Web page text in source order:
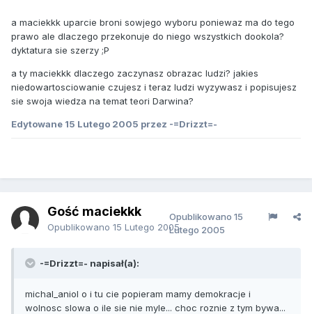
a maciekkk uparcie broni sowjego wyboru poniewaz ma do tego
prawo ale dlaczego przekonuje do niego wszystkich dookola?
dyktatura sie szerzy ;P
a ty maciekkk dlaczego zaczynasz obrazac ludzi? jakies
niedowartosciowanie czujesz i teraz ludzi wyzywasz i popisujesz
sie swoja wiedza na temat teori Darwina?
Edytowane 15 Lutego 2005 przez -=Drizzt=-
Gość maciekkk
Opublikowano 15 Lutego 2005
Opublikowano 15
Lutego 2005
-=Drizzt=- napisał(a):
michal_aniol o i tu cie popieram mamy demokracje i
wolnosc slowa o ile sie nie myle... choc roznie z tym bywa...